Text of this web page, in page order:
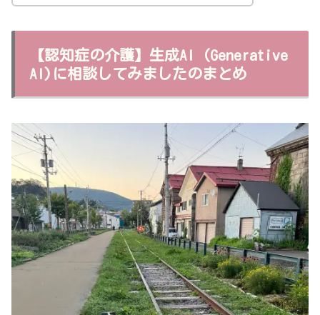
【認知症の介護】生成AI (Generative
AI)に相談してみましたのまとめ